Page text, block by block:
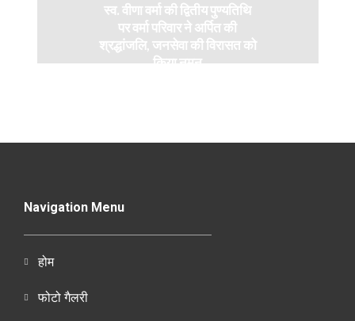
स्व. वीणा वर्मा की द्वितीय पुण्यतिथि
पर वर्मा परिवार ने अर्पित की
श्रद्धांजलि, जनसेवा की विरासत को
किया नमन
Navigation Menu
होम
फोटो गैलरी